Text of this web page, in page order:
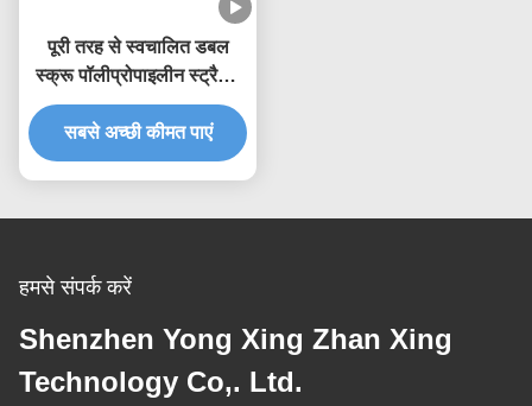
पूरी तरह से स्वचालित डबल
स्क्रू पॉलीप्रोपाइलीन स्ट्रैपिंग
मशीन
सबसे अच्छी कीमत पाएं
हमसे संपर्क करें
Shenzhen Yong Xing Zhan Xing
Technology Co,. Ltd.